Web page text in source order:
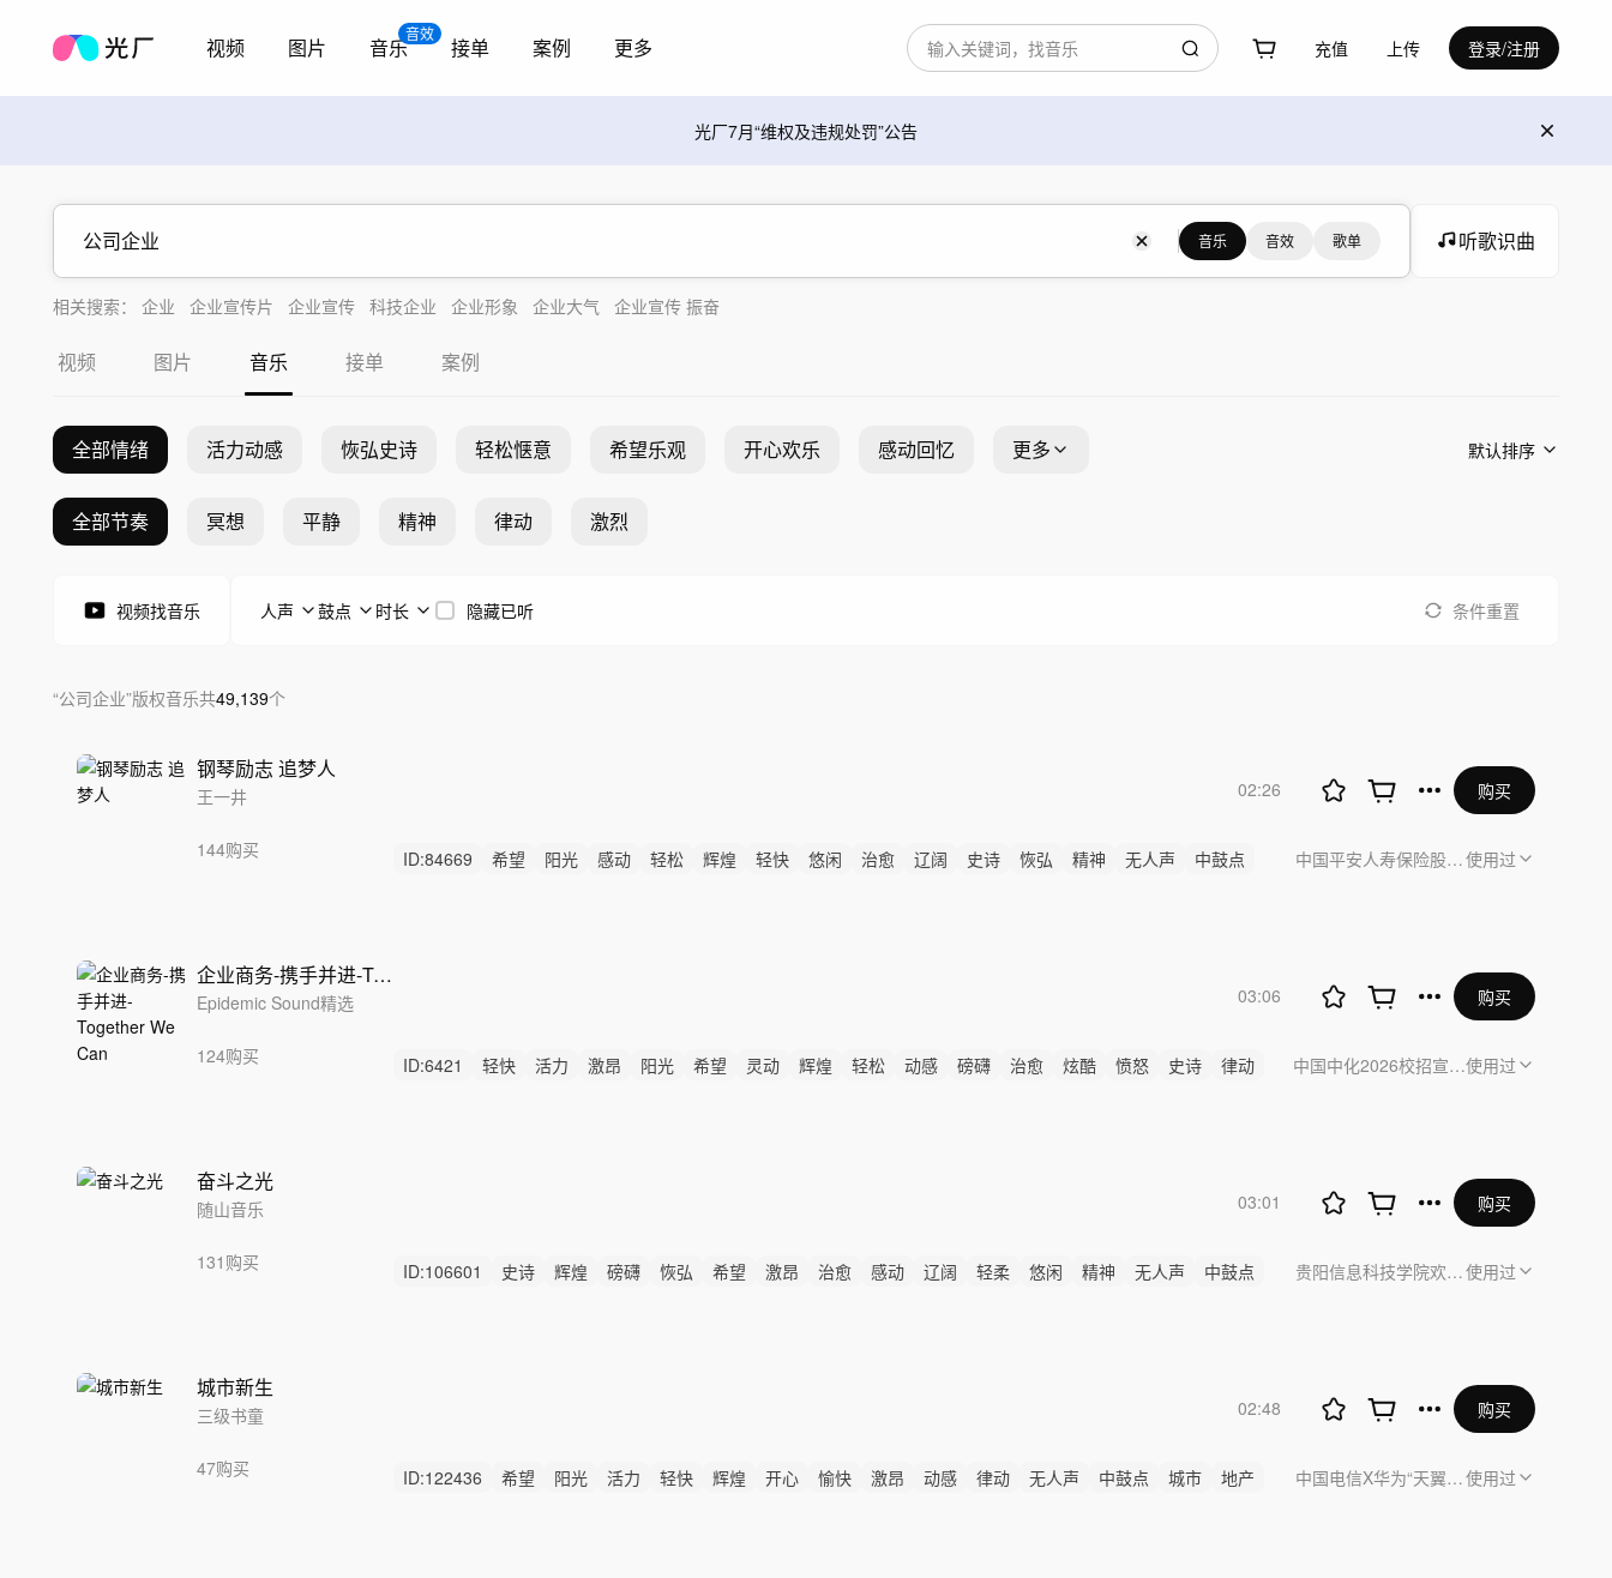
视频 图片
音效
音乐 接单 案例 更多 充值 上传 登录/注册
光厂7月“维权及违规处罚”公告
音乐 音效 歌单 听歌识曲
相关搜索： 企业 企业宣传片 企业宣传 科技企业 企业形象 企业大气 企业宣传 振奋
视频 图片 音乐 接单 案例
全部情绪 活力动感 恢弘史诗 轻松惬意 希望乐观 开心欢乐 感动回忆 更多 默认排序
全部节奏 冥想 平静 精神 律动 激烈
视频找音乐 人声 鼓点 时长 隐藏已听 条件重置
“公司企业”版权音乐共49,139个
钢琴励志 追梦人
王一井
144购买
02:26
ID:84669 希望 阳光 感动 轻松 辉煌 轻快 悠闲 治愈 辽阔 史诗 恢弘 精神 无人声
中鼓点
购买
中国平安人寿保险股份有限公司河北分公
使用过
企业商务-携手并进-Together We Can
Epidemic Sound精选
124购买
03:06
ID:6421 轻快 活力 激昂 阳光 希望 灵动 辉煌 轻松 动感 磅礴 治愈 炫酷 愤怒 史诗 律动
购买
中国中化2026校招宣传片使用过
奋斗之光
随山音乐
131购买
03:01
ID:106601 史诗 辉煌 磅礴 恢弘 希望 激昂 治愈 感动 辽阔 轻柔 悠闲 精神 无人声
中鼓点
购买
贵阳信息科技学院欢迎您使用过
城市新生
三级书童
47购买
02:48
ID:122436 希望 阳光 活力 轻快 辉煌 开心 愉快 激昂 动感 律动 无人声 中鼓点 城市
地产
购买
中国电信X华为“天翼云息壤杯”高校AI大赛
使用过